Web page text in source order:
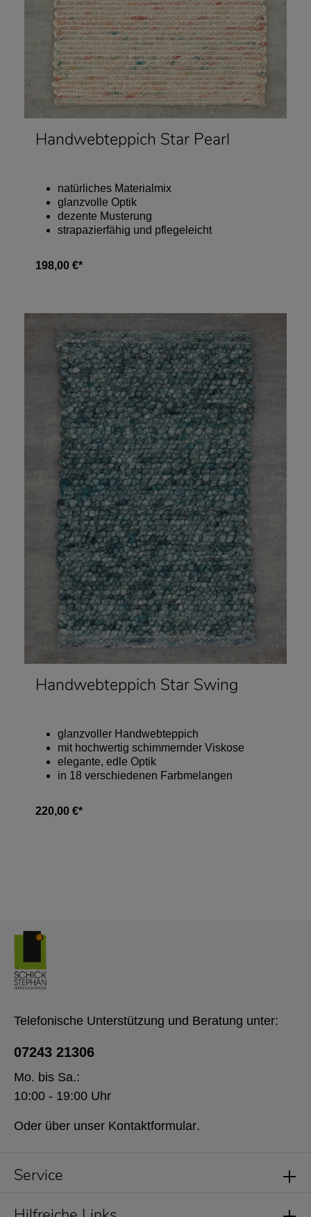
Handwebteppich Star Pearl
natürliches Materialmix
glanzvolle Optik
dezente Musterung
strapazierfähig und pflegeleicht
198,00 €*
Handwebteppich Star Swing
glanzvoller Handwebteppich
mit hochwertig schimmernder Viskose
elegante, edle Optik
in 18 verschiedenen Farbmelangen
220,00 €*
Service
Telefonische Unterstützung und Beratung unter:
07243 21306
Mo. bis Sa.:
10:00 - 19:00 Uhr
Oder über unser Kontaktformular.